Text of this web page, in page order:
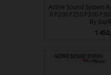
Active Sound System
II P200 P250 P300
By
Prix
1